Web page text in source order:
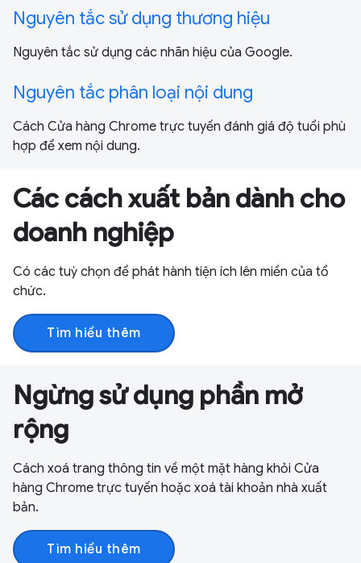
Nguyên tắc sử dụng thương hiệu
Nguyên tắc sử dụng các nhãn hiệu của Google.
Nguyên tắc phân loại nội dung
Cách Cửa hàng Chrome trực tuyến đánh giá độ tuổi phù
hợp để xem nội dung.
Các cách xuất bản dành cho
doanh nghiệp
Có các tuỳ chọn để phát hành tiện ích lên miền của tổ
chức.
Tìm hiểu thêm
Ngừng sử dụng phần mở
rộng
Cách xoá trang thông tin về một mặt hàng khỏi Cửa
hàng Chrome trực tuyến hoặc xoá tài khoản nhà xuất
bản.
Tìm hiểu thêm